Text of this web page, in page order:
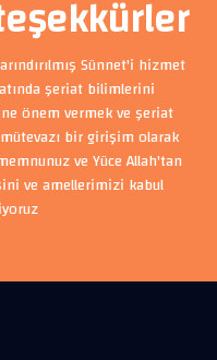
Sünnet'i hizmet
şeriat bilimlerini
önem vermek ve şeriat
bir girişim olarak
ve Yüce Allah'tan
ve amellerimizi kabul
.